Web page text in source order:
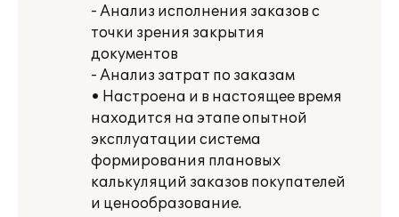
- Анализ исполнения заказов с
точки зрения закрытия
документов
- Анализ затрат по заказам
• Настроена и в настоящее время
находится на этапе опытной
эксплуатации система
формирования плановых
калькуляций заказов покупателей
и ценообразование.